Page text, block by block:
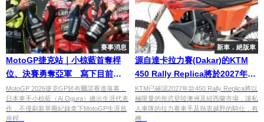
賽事消息
MotoGP捷克站｜小椋藍首奪桿
位、決賽勇奪亞軍 寫下目前生
涯最佳成績
MotoGP 2026捷克GP於布爾諾賽道落幕，
日本車手小椋藍（Ai Ogura）繳出生涯代表
作，不僅刷新單圈紀錄拿下MotoGP生涯首
座桿...
新車．絕版車
源自達卡拉力賽(Dakar)的KTM
450 Rally Replica將於2027年回
歸
KTM已確認2027年款450 Rally Replica將以
極限量的形式登陸澳洲及紐西蘭市場，讓私
人車隊的拉力賽車手及熱衷越野的騎仕，有
機...